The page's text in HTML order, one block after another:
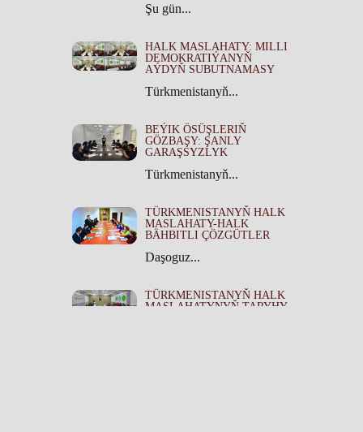
Şu gün...
HALK MASLAHATY: MILLI
DEMOKRATIÝANYŇ
AÝDYŇ SUBUTNAMASY
Türkmenistanyň...
BEÝIK ÖSÜŞLERIŇ
GÖZBAŞY: ŞANLY
GARAŞSYZLYK
Türkmenistanyň...
TÜRKMENISTANYŇ HALK
MASLAHATY-HALK
BÄHBITLI ÇÖZGÜTLER
Daşoguz...
TÜRKMENISTANYŇ HALK
MASLAHATYNYŇ TARYHY